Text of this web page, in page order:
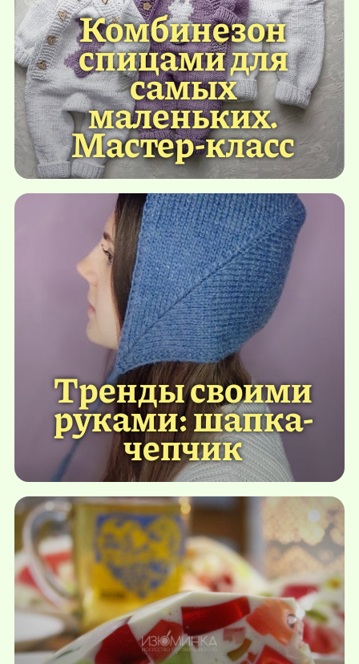
Комбинезон
спицами для
самых
маленьких.
Мастер-класс
Тренды своими
руками: шапка-
чепчик